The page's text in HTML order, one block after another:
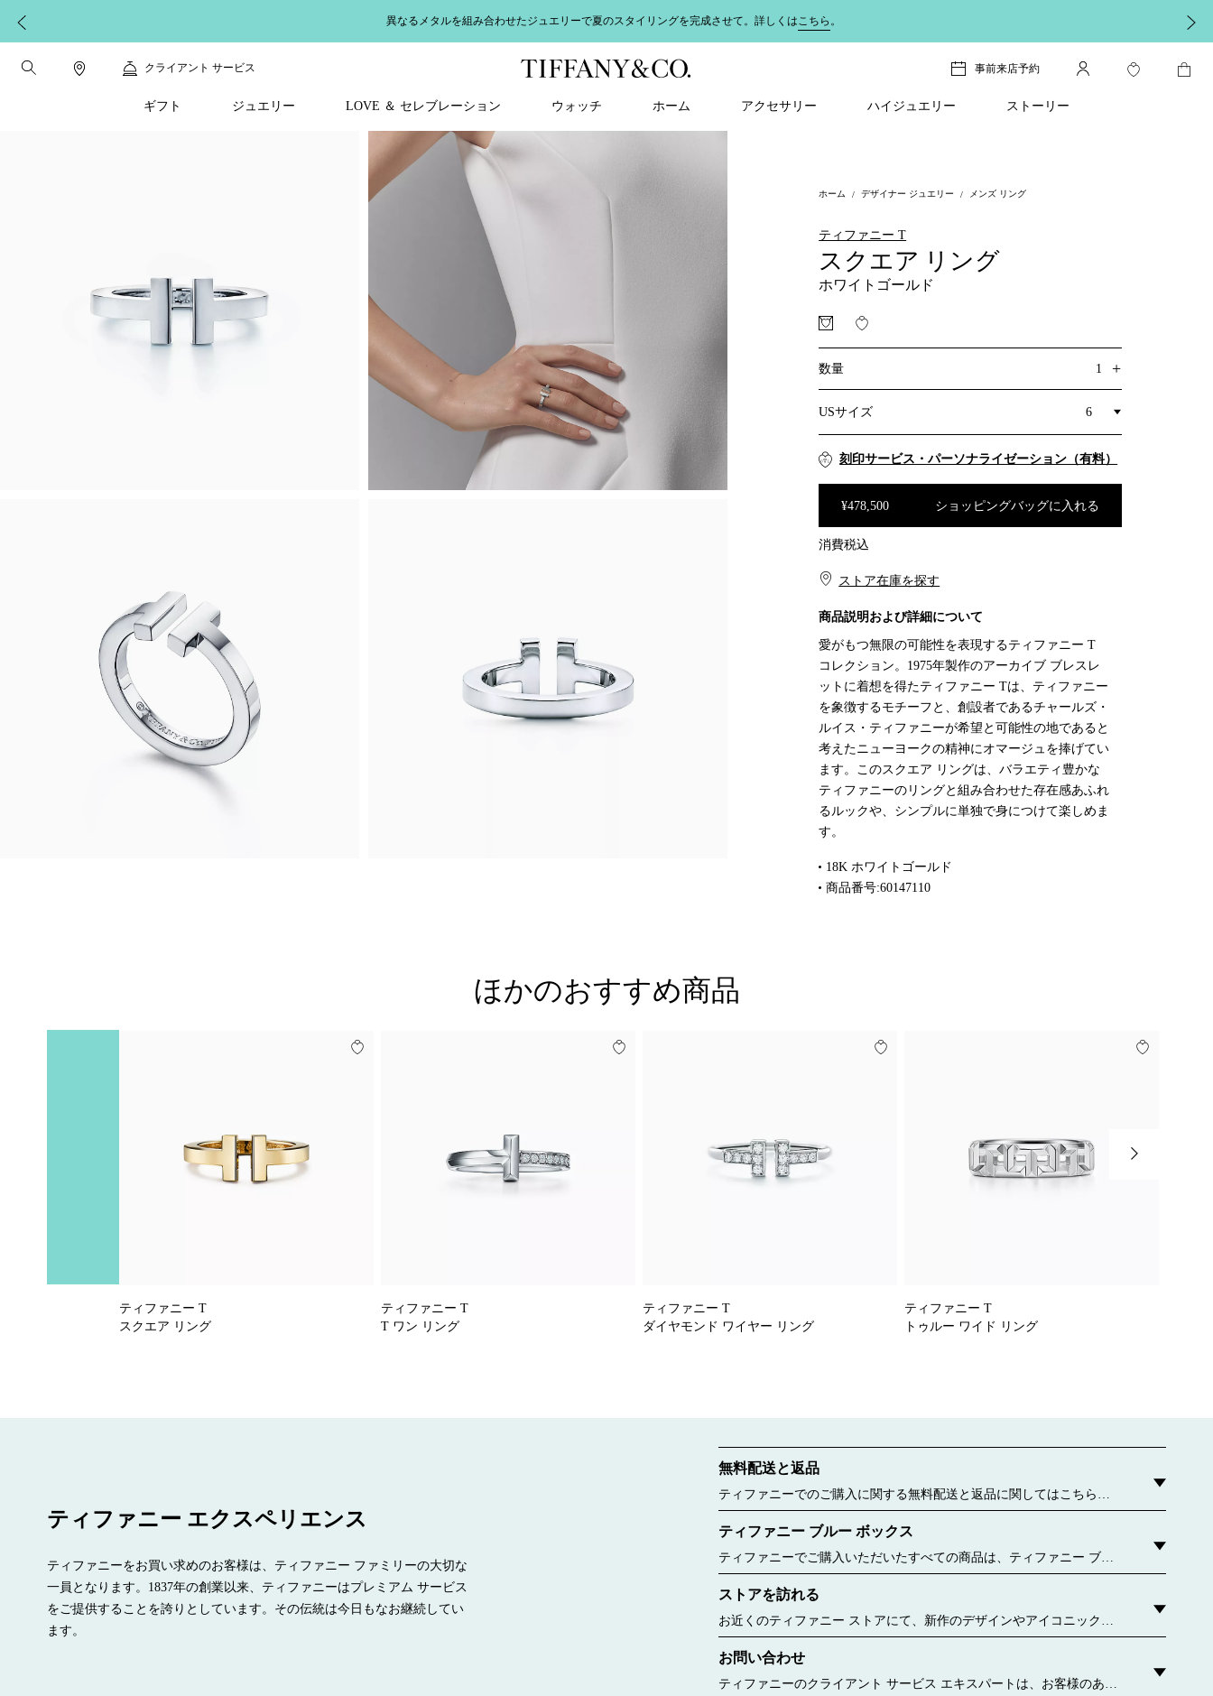
異なるメタルを組み合わせたジュエリーで夏のスタイリングを完成させて。詳しくはこちら 。
クライアント サービス 事前来店予約
ギフト ジュエリー LOVE ＆ セレブレーション ウォッチ ホーム アクセサリー ハイジュエリー ストーリー
ホーム デザイナー ジュエリー メンズ リング
ティファニー T
スクエア リング
ホワイトゴールド
数量 1 +
USサイズ 6
刻印サービス・パーソナライゼーション（有料）
¥478,500 ショッピングバッグに入れる
消費税込
ストア在庫を探す​​
商品説明および詳細について
愛がもつ無限の可能性を表現するティファニー T
コレクション。1975年製作のアーカイブ ブレスレ
ットに着想を得たティファニー Tは、ティファニー
を象徴するモチーフと、創設者であるチャールズ・
ルイス・ティファニーが希望と可能性の地であると
考えたニューヨークの精神にオマージュを捧げてい
ます。このスクエア リングは、バラエティ豊かな
ティファニーのリングと組み合わせた存在感あふれ
るルックや、シンプルに単独で身につけて楽しめま
す。
18K ホワイトゴールド
商品番号:60147110
ほかのおすすめ商品
ティファニー T
スクエア リング
ティファニー T
T ワン リング
ティファニー T
ダイヤモンド ワイヤー リング
ティファニー T
トゥルー ワイド リング
ティファニー エクスペリエンス
ティファニーをお買い求めのお客様は、ティファニー ファミリーの大切な
一員となります。1837年の創業以来、ティファニーはプレミアム サービス
をご提供することを誇りとしています。その伝統は今日もなお継続してい
ます。
無料配送と返品
ティファニーでのご購入に関する無料配送と返品に関してはこちらを
ご覧ください。
ティファニー ブルー ボックス
ティファニーでご購入いただいたすべての商品は、ティファニー ブル
ー ボックスに包んでお届けいたします。この有名なパッケージが誕生
したのは1886年に遡ります。今ではすべてのブルー ボックスおよびブ
ルー バッグが、持続可能な材料や再生紙から作られています。 詳しく
見る
ストアを訪れる
お近くのティファニー ストアにて、新作のデザインやアイコニックな
コレクションなどをご覧ください。 お近くのティファニー ストアはこ
ちら
お問い合わせ
ティファニーのクライアント サービス エキスパートは、お客様のあら